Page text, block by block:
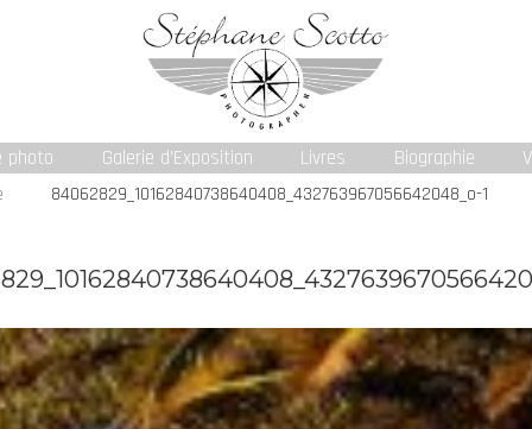
photo Galerie d’Exposition Livres Biographie
84062829_10162840738640408_432763967056642048_o-1